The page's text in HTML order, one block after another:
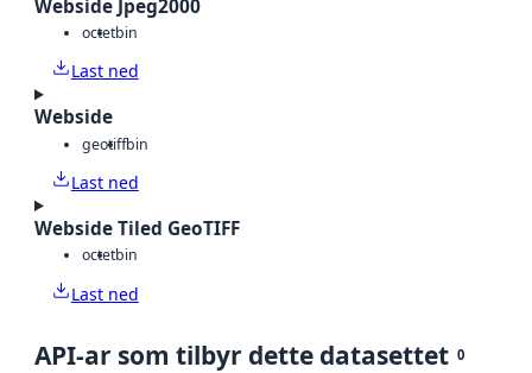
Webside Jpeg2000
octetbin
Last ned
Webside
geotiffbin
Last ned
Webside Tiled GeoTIFF
octetbin
Last ned
API-ar som tilbyr dette datasettet 0